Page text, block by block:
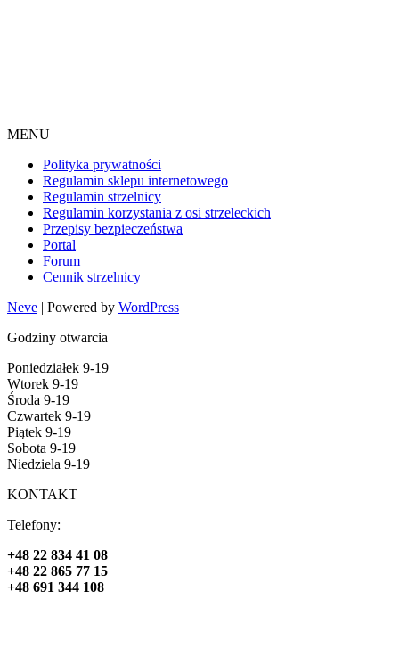
MENU
Polityka prywatności
Regulamin sklepu internetowego
Regulamin strzelnicy
Regulamin korzystania z osi strzeleckich
Przepisy bezpieczeństwa
Portal
Forum
Cennik strzelnicy
Neve | Powered by WordPress
Godziny otwarcia
Poniedziałek 9-19
Wtorek 9-19
Środa 9-19
Czwartek 9-19
Piątek 9-19
Sobota 9-19
Niedziela 9-19
KONTAKT
Telefony:
+48 22 834 41 08
+48 22 865 77 15
+48 691 344 108